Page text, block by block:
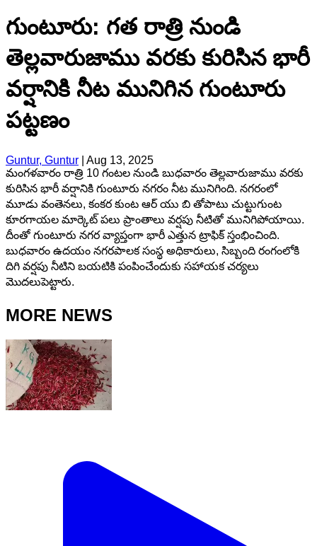
గుంటూరు: గత రాత్రి నుండి
తెల్లవారుజాము వరకు కురిసిన భారీ
వర్షానికి నీట మునిగిన గుంటూరు
పట్టణం
Guntur, Guntur
Aug 13, 2025
మంగళవారం రాత్రి 10 గంటల నుండి బుధవారం తెల్లవారుజాము వరకు
కురిసిన భారీ వర్షానికి గుంటూరు నగరం నీట మునిగింది. నగరంలో
మూడు వంతెనలు, కంకర కుంట ఆర్ యు బి తోపాటు చుట్టుగుంట
కూరగాయల మార్కెట్ పలు ప్రాంతాలు వర్షపు నీటితో మునిగిపోయాయి.
దీంతో గుంటూరు నగర వ్యాప్తంగా భారీ ఎత్తున ట్రాఫిక్ స్తంభించింది.
బుధవారం ఉదయం నగరపాలక సంస్థ అధికారులు, సిబ్బంది రంగంలోకి
దిగి వర్షపు నీటిని బయటికి పంపించేందుకు సహాయక చర్యలు
మొదలుపెట్టారు.
MORE NEWS